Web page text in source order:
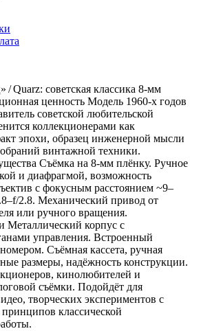
Quarz: советская классика 8‑мм
ценность Модель 1960‑х годов
советской любительской
коллекционерами как
эпохи, образец инженерной мысли
винтажной техники.
Съёмка на 8‑мм плёнку. Ручное
и диафрагмой, возможность
с фокусным расстоянием ~9–
2.8. Механический привод от
или ручного вращения.
Металлический корпус с
управления. Встроенный
Съёмная кассета, ручная
размеры, надёжность конструкции.
кинолюбителей и
съёмки. Подойдёт для
творческих экспериментов с
классической